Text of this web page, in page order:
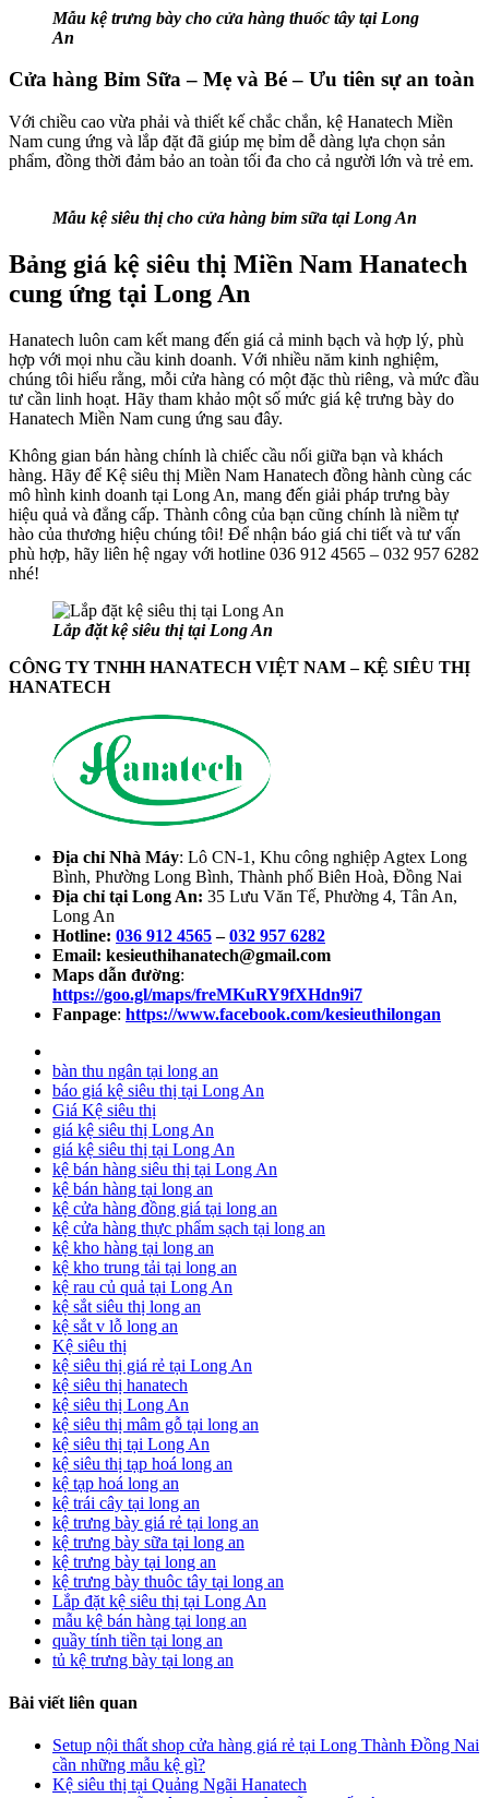
Mẫu kệ trưng bày cho cửa hàng thuốc tây tại Long
An
Cửa hàng Bỉm Sữa – Mẹ và Bé – Ưu tiên sự an toàn
Với chiều cao vừa phải và thiết kế chắc chắn, kệ Hanatech Miền
Nam cung ứng và lắp đặt đã giúp mẹ bỉm dễ dàng lựa chọn sản
phẩm, đồng thời đảm bảo an toàn tối đa cho cả người lớn và trẻ em.
Mẫu kệ siêu thị cho cửa hàng bỉm sữa tại Long An
Bảng giá kệ siêu thị Miền Nam Hanatech
cung ứng tại Long An
Hanatech luôn cam kết mang đến giá cả minh bạch và hợp lý, phù
hợp với mọi nhu cầu kinh doanh. Với nhiều năm kinh nghiệm,
chúng tôi hiểu rằng, mỗi cửa hàng có một đặc thù riêng, và mức đầu
tư cần linh hoạt. Hãy tham khảo một số mức giá kệ trưng bày do
Hanatech Miền Nam cung ứng sau đây.
Không gian bán hàng chính là chiếc cầu nối giữa bạn và khách
hàng. Hãy để Kệ siêu thị Miền Nam Hanatech đồng hành cùng các
mô hình kinh doanh tại Long An, mang đến giải pháp trưng bày
hiệu quả và đẳng cấp. Thành công của bạn cũng chính là niềm tự
hào của thương hiệu chúng tôi! Để nhận báo giá chi tiết và tư vấn
phù hợp, hãy liên hệ ngay với hotline 036 912 4565 – 032 957 6282
nhé!
Lắp đặt kệ siêu thị tại Long An
CÔNG TY TNHH HANATECH VIỆT NAM – KỆ SIÊU THỊ
HANATECH
Địa chỉ Nhà Máy: Lô CN-1, Khu công nghiệp Agtex Long
Bình, Phường Long Bình, Thành phố Biên Hoà, Đồng Nai
Địa chỉ tại Long An: 35 Lưu Văn Tế, Phường 4, Tân An,
Long An
Hotline: 036 912 4565–032 957 6282
Email: kesieuthihanatech@gmail.com
Maps dẫn đường:
https://goo.gl/maps/freMKuRY9fXHdn9i7
Fanpage: https://www.facebook.com/kesieuthilongan
bàn thu ngân tại long an
báo giá kệ siêu thị tại Long An
Giá Kệ siêu thị
giá kệ siêu thị Long An
giá kệ siêu thị tại Long An
kệ bán hàng siêu thị tại Long An
kệ bán hàng tại long an
kệ cửa hàng đồng giá tại long an
kệ cửa hàng thực phẩm sạch tại long an
kệ kho hàng tại long an
kệ kho trung tải tại long an
kệ rau củ quả tại Long An
kệ sắt siêu thị long an
kệ sắt v lỗ long an
Kệ siêu thị
kệ siêu thị giá rẻ tại Long An
kệ siêu thị hanatech
kệ siêu thị Long An
kệ siêu thị mâm gỗ tại long an
kệ siêu thị tại Long An
kệ siêu thị tạp hoá long an
kệ tạp hoá long an
kệ trái cây tại long an
kệ trưng bày giá rẻ tại long an
kệ trưng bày sữa tại long an
kệ trưng bày tại long an
kệ trưng bày thuôc tây tại long an
Lắp đặt kệ siêu thị tại Long An
mẫu kệ bán hàng tại long an
quầy tính tiền tại long an
tủ kệ trưng bày tại long an
Bài viết liên quan
Setup nội thất shop cửa hàng giá rẻ tại Long Thành Đồng Nai
cần những mẫu kệ gì?
Kệ siêu thị tại Quảng Ngãi Hanatech